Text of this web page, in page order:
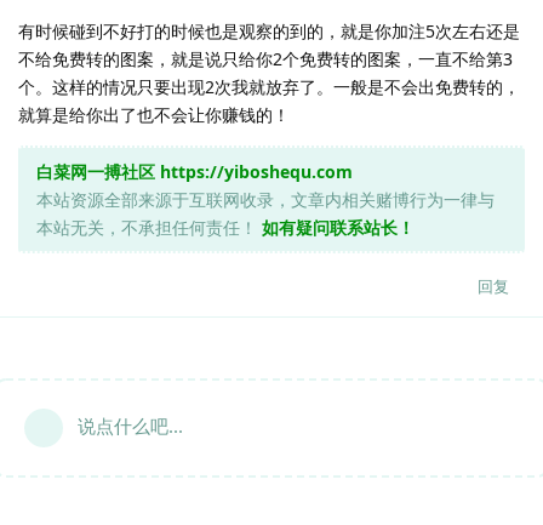
有时候碰到不好打的时候也是观察的到的，就是你加注5次左右还是
不给免费转的图案，就是说只给你2个免费转的图案，一直不给第3
个。这样的情况只要出现2次我就放弃了。一般是不会出免费转的，
就算是给你出了也不会让你赚钱的！
白菜网一搏社区 https://yiboshequ.com
本站资源全部来源于互联网收录，文章内相关赌博行为一律与
本站无关，不承担任何责任！ 如有疑问联系站长！
回复
说点什么吧...